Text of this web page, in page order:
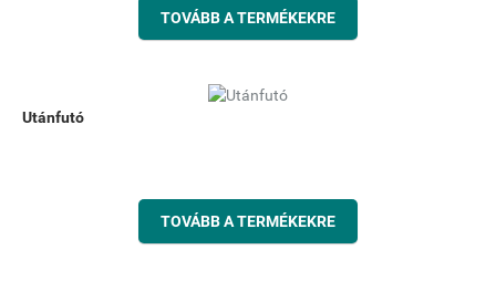
TOVÁBB A TERMÉKEKRE
Utánfutó
TOVÁBB A TERMÉKEKRE